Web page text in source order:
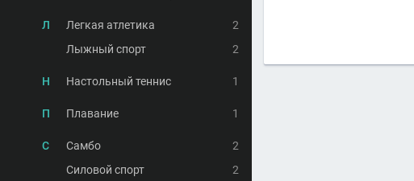
Л Легкая атлетика
2
Лыжный спорт
2
Н Настольный теннис 1
П Плавание 1
С Самбо
2
Силовой спорт
2